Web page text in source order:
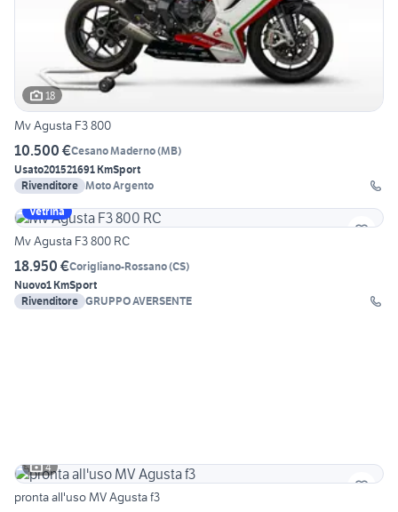
18
Mv Agusta F3 800
10.500 €Cesano Maderno(MB)
Usato201521691 KmSport
Rivenditore Moto Argento
Vetrina
Mv Agusta F3 800 RC
18.950 €Corigliano-Rossano(CS)
Nuovo1 KmSport
Rivenditore GRUPPO AVERSENTE
4
pronta all'uso MV Agusta f3